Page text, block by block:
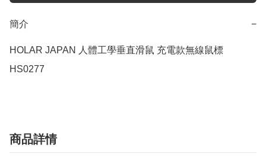
簡介 −
HOLAR JAPAN 人體工學垂直滑鼠 充電款無線鼠標
HS0277
商品詳情